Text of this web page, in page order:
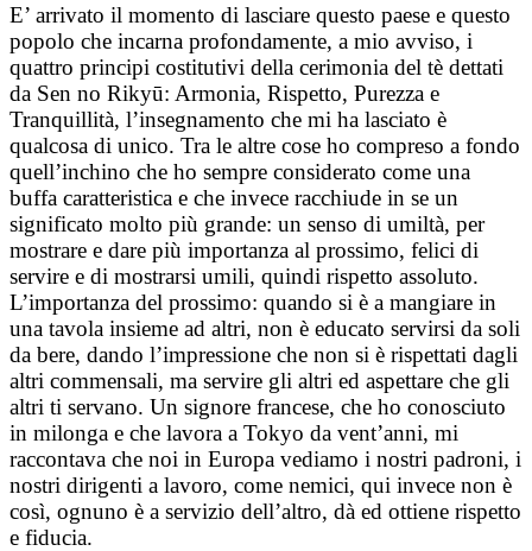
E’ arrivato il momento di lasciare questo paese e questo
popolo che incarna profondamente, a mio avviso, i
quattro principi costitutivi della cerimonia del tè dettati
da Sen no Rikyū: Armonia, Rispetto, Purezza e
Tranquillità, l’insegnamento che mi ha lasciato è
qualcosa di unico. Tra le altre cose ho compreso a fondo
quell’inchino che ho sempre considerato come una
buffa caratteristica e che invece racchiude in se un
significato molto più grande: un senso di umiltà, per
mostrare e dare più importanza al prossimo, felici di
servire e di mostrarsi umili, quindi rispetto assoluto.
L’importanza del prossimo: quando si è a mangiare in
una tavola insieme ad altri, non è educato servirsi da soli
da bere, dando l’impressione che non si è rispettati dagli
altri commensali, ma servire gli altri ed aspettare che gli
altri ti servano. Un signore francese, che ho conosciuto
in milonga e che lavora a Tokyo da vent’anni, mi
raccontava che noi in Europa vediamo i nostri padroni, i
nostri dirigenti a lavoro, come nemici, qui invece non è
così, ognuno è a servizio dell’altro, dà ed ottiene rispetto
e fiducia.